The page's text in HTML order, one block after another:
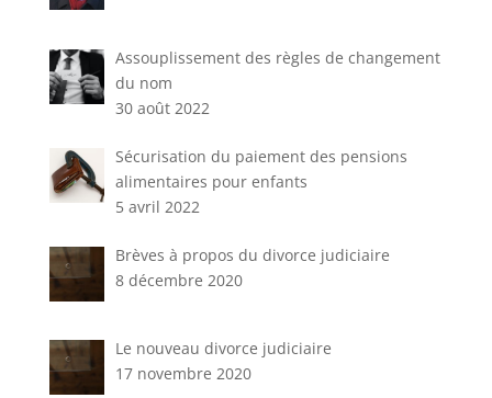
Assouplissement des règles de changement
du nom
30 août 2022
Sécurisation du paiement des pensions
alimentaires pour enfants
5 avril 2022
Brèves à propos du divorce judiciaire
8 décembre 2020
Le nouveau divorce judiciaire
17 novembre 2020